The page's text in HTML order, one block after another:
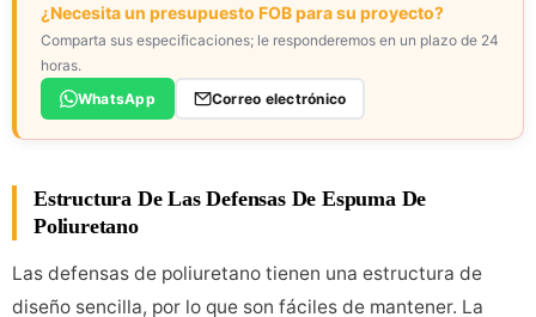
¿Necesita un presupuesto FOB para su proyecto?
Comparta sus especificaciones; le responderemos en un plazo de 24
horas.
WhatsApp
Correo electrónico
Estructura De Las Defensas De Espuma De
Poliuretano
Las defensas de poliuretano tienen una estructura de
diseño sencilla, por lo que son fáciles de mantener. La